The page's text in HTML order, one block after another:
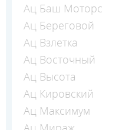
Ац Баш Моторс
Ац Береговой
Ац Взлетка
Ац Восточный
Ац Высота
Ац Кировский
Ац Максимум